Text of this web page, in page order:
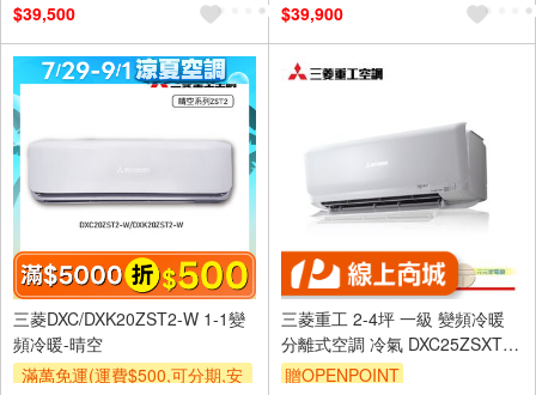
及使用6期以上分期0利率,需付
基本安裝運費)
滿額折$500
滿額贈券
$39,500
$39,900
三菱DXC/DXK20ZST2-W 1-1變
頻冷暖-晴空
滿萬免運(運費$500,可分期,安
三菱重工 2-4坪 一級 變頻冷暖
分離式空調 冷氣 DXC25ZSXT2-
W/DXK25ZSXT2-W
贈OPENPOINT